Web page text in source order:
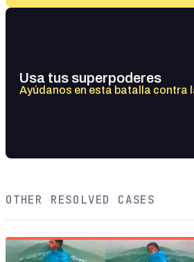
Usa tus superpoderes
Ayúdanos en esta batalla contra
OTHER RESOLVED CASES